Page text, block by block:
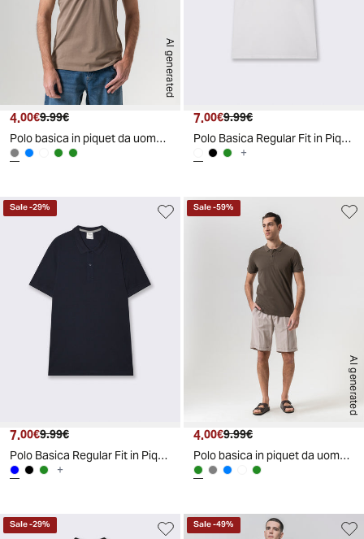
AI generated
Prezzo attuale
4.00€ Prezzo originale
9.99€
Polo basica in piquet da uomo - Grigio tortora
Prezzo attuale
7.00€ Prezzo originale
9.99€
Polo Basica Regular Fit in Piquet - Bianco
+
Sale-29%
Prezzo attuale
7.00€ Prezzo originale
9.99€
Polo Basica Regular Fit in Piquet - Blu
+
AI generated
Sale-59%
Prezzo attuale
4.00€ Prezzo originale
9.99€
Polo basica in piquet da uomo - Verde kaki
Sale-29% Sale-49%